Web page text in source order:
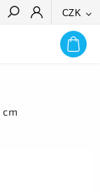
CZK
HLEDAT